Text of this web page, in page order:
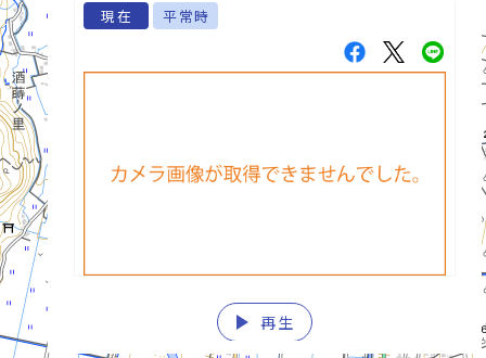
現在 平常時
play_arrow 再生